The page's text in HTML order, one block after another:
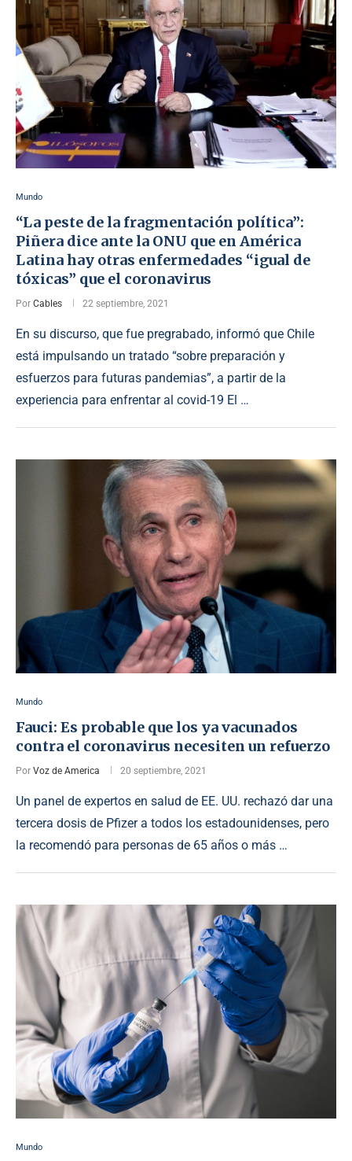
Mundo
“La peste de la fragmentación política”:
Piñera dice ante la ONU que en América
Latina hay otras enfermedades “igual de
tóxicas” que el coronavirus
Por Cables 22 septiembre, 2021
En su discurso, que fue pregrabado, informó que Chile
está impulsando un tratado “sobre preparación y
esfuerzos para futuras pandemias”, a partir de la
experiencia para enfrentar al covid-19 El …
Mundo
Fauci: Es probable que los ya vacunados
contra el coronavirus necesiten un refuerzo
Por Voz de America 20 septiembre, 2021
Un panel de expertos en salud de EE. UU. rechazó dar una
tercera dosis de Pfizer a todos los estadounidenses, pero
la recomendó para personas de 65 años o más …
Mundo